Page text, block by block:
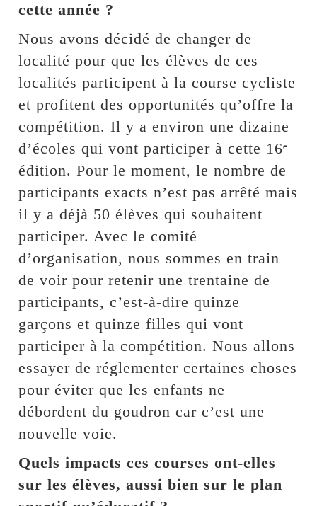
cette année ?
Nous avons décidé de changer de
localité pour que les élèves de ces
localités participent à la course cycliste
et profitent des opportunités qu’offre la
compétition. Il y a environ une dizaine
d’écoles qui vont participer à cette 16ᵉ
édition. Pour le moment, le nombre de
participants exacts n’est pas arrêté mais
il y a déjà 50 élèves qui souhaitent
participer. Avec le comité
d’organisation, nous sommes en train
de voir pour retenir une trentaine de
participants, c’est-à-dire quinze
garçons et quinze filles qui vont
participer à la compétition. Nous allons
essayer de réglementer certaines choses
pour éviter que les enfants ne
débordent du goudron car c’est une
nouvelle voie.
Quels impacts ces courses ont-elles
sur les élèves, aussi bien sur le plan